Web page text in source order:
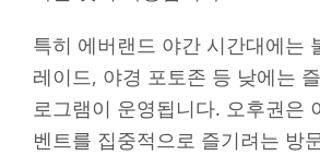
특히 에버랜드 야간 시간대에는
레이드, 야경 포토존 등 낮에는
로그램이 운영됩니다. 오후권은
벤트를 집중적으로 즐기려는 방